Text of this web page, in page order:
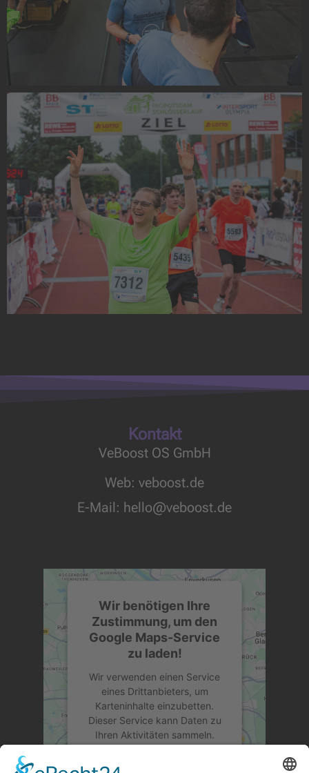
Wir benötigen Ihre
Zustimmung, um den
Google Maps-Service
zu laden!
Wir verwenden einen Service
eines Drittanbieters, um
Karteninhalte einzubetten.
Dieser Service kann Daten zu
Ihren Aktivitäten sammeln.
durch und stimmen Sie der
Kontakt
VeBoost OS GmbH
Web: veboost.de
E-Mail: hello@veboost.de